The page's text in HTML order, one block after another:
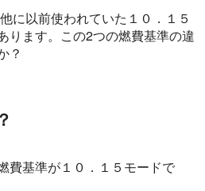
に以前使われていた１０．１５
ります。この2つの燃費基準の違
？
費基準が１０．１５モードで